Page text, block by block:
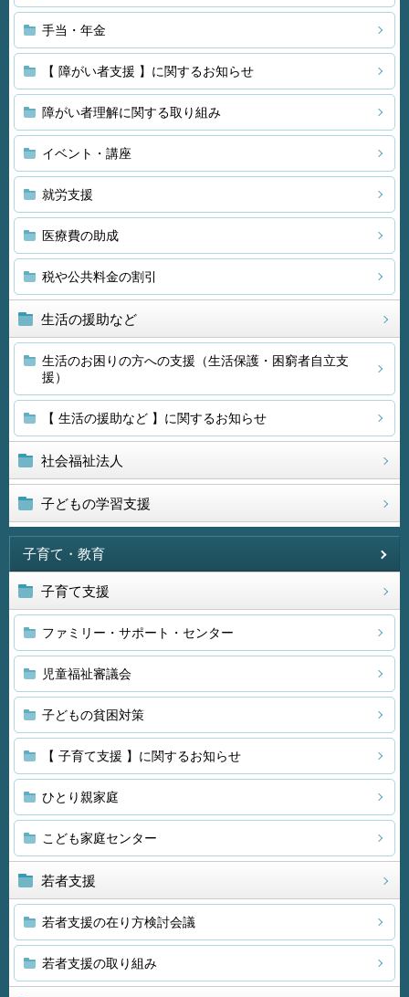
手当・年金
【 障がい者支援 】に関するお知らせ
障がい者理解に関する取り組み
イベント・講座
就労支援
医療費の助成
税や公共料金の割引
生活の援助など
生活のお困りの方への支援（生活保護・困窮者自立支
援）
【 生活の援助など 】に関するお知らせ
社会福祉法人
子どもの学習支援
子育て・教育
子育て支援
ファミリー・サポート・センター
児童福祉審議会
子どもの貧困対策
【 子育て支援 】に関するお知らせ
ひとり親家庭
こども家庭センター
若者支援
若者支援の在り方検討会議
若者支援の取り組み